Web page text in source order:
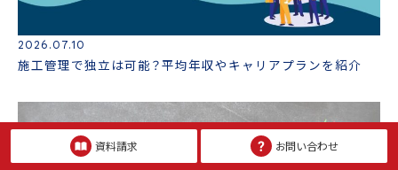
2026.07.10
施工管理で独立は可能？平均年収やキャリアプランを紹介
資料請求 お問い合わせ